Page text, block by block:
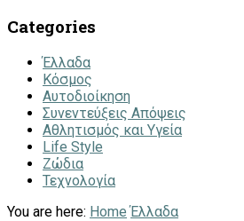
Categories
Έλλαδα
Κόσμος
Αυτοδιοίκηση
Συνεντεύξεις Απόψεις
Αθλητισμός και Υγεία
Life Style
Ζώδια
Τεχνολογία
You are here: Home Έλλαδα